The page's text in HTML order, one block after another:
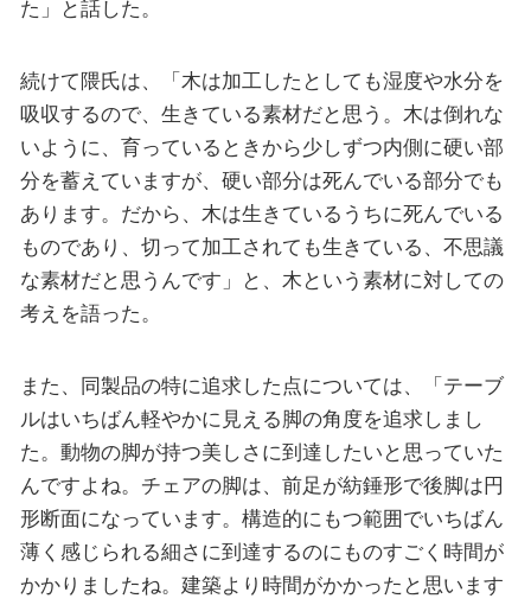
た」と話した。
続けて隈氏は、「木は加工したとしても湿度や水分を
吸収するので、生きている素材だと思う。木は倒れな
いように、育っているときから少しずつ内側に硬い部
分を蓄えていますが、硬い部分は死んでいる部分でも
あります。だから、木は生きているうちに死んでいる
ものであり、切って加工されても生きている、不思議
な素材だと思うんです」と、木という素材に対しての
考えを語った。
また、同製品の特に追求した点については、「テーブ
ルはいちばん軽やかに見える脚の角度を追求しまし
た。動物の脚が持つ美しさに到達したいと思っていた
んですよね。チェアの脚は、前足が紡錘形で後脚は円
形断面になっています。構造的にもつ範囲でいちばん
薄く感じられる細さに到達するのにものすごく時間が
かかりましたね。建築より時間がかかったと思います